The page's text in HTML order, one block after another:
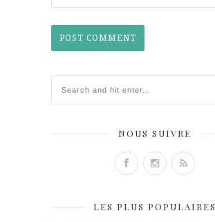
NOUS SUIVRE
LES PLUS POPULAIRES